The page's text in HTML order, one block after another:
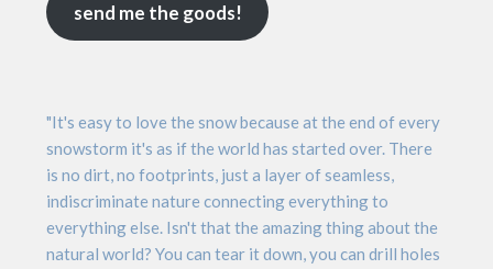
send me the goods!
"It's easy to love the snow because at the end of every
snowstorm it's as if the world has started over. There
is no dirt, no footprints, just a layer of seamless,
indiscriminate nature connecting everything to
everything else. Isn't that the amazing thing about the
natural world? You can tear it down, you can drill holes